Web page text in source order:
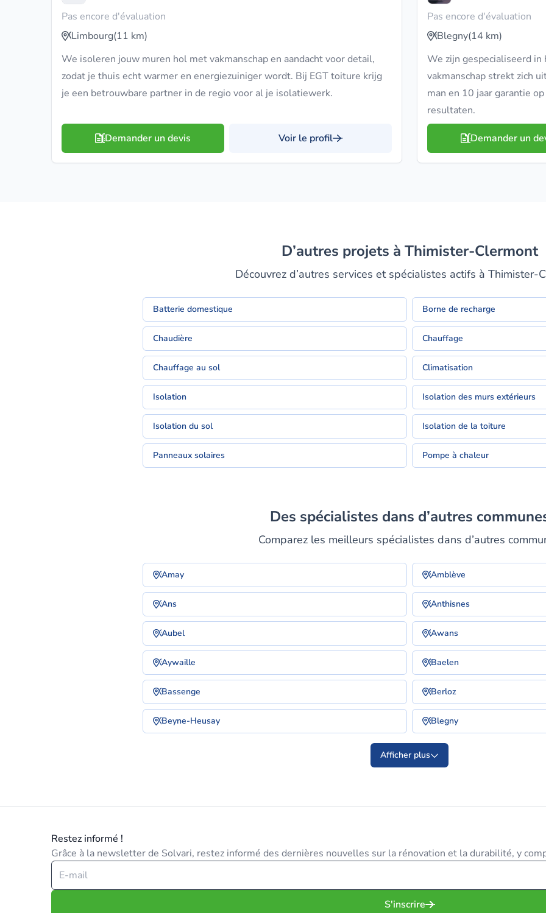
Pas encore d'évaluation
Limbourg(11 km)
We isoleren jouw muren hol met vakmanschap en aandacht voor detail,
zodat je thuis echt warmer en energiezuiniger wordt. Bij EGT toiture krijg
je een betrouwbare partner in de regio voor al je isolatiewerk.
Demander un devis Voir le profil
Pas encore d'évaluation
Blegny(14 km)
We zijn gespecialiseerd
vakmanschap strekt zich
man en 10 jaar garantie
resultaten.
Demander un
D’autres projets à Thimister-Clermont
Découvrez d’autres services et spécialistes actifs à Thimister-
Batterie domestique Borne de recharge
Chaudière Chauffage
Chauffage au sol Climatisation
Isolation Isolation des murs extérieurs
Isolation du sol Isolation de la toiture
Panneaux solaires Pompe à chaleur
Des spécialistes dans d’autres
Comparez les meilleurs spécialistes dans d’autres
Amay Amblève
Ans Anthisnes
Aubel Awans
Aywaille Baelen
Bassenge Berloz
Beyne-Heusay Blegny
Afficher plus
Restez informé !
Grâce à la newsletter de Solvari, restez informé des dernières nouvelles sur la rénovation et la durabilité, y
S'inscrire